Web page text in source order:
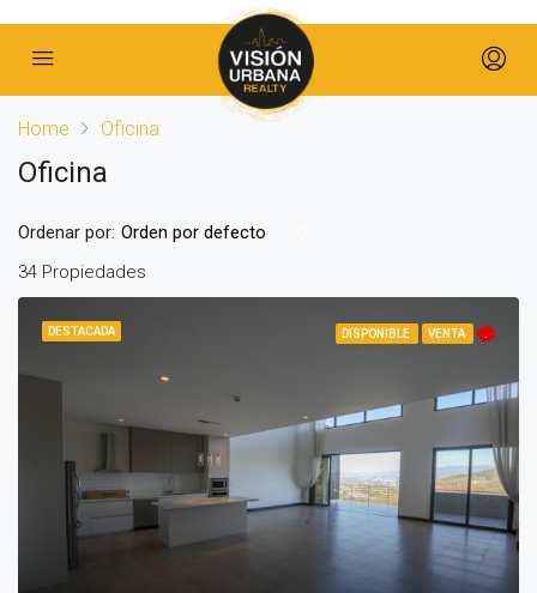
Home Oficina
Oficina
34 Propiedades
Ordenar por: Orden por defecto
DESTACADA DISPONIBLE VENTA